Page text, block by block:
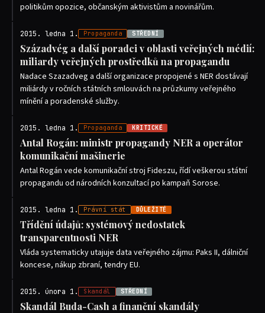
politikům opozice, občanským aktivistům a novinářům.
2015. ledna 1. Propaganda STŘEDNÍ
Századvég a další poradci v oblasti veřejných médií:
miliardy veřejných prostředků na propagandu
Nadace Szazadveg a další organizace propojené s NER dostávají
miliárdy v ročních státních smlouvách na průzkumy veřejného
mínění a poradenské služby.
2015. ledna 1. Propaganda KRITICKÉ
Antal Rogán: ministr propagandy NER a operátor
komunikační mašinerie
Antal Rogán vede komunikační stroj Fideszu, řídí veškerou státní
propagandu od národních konzultací po kampaň Sorose.
2015. ledna 1. Právní stát DŮLEŽITÉ
Třídění údajů: systémový nedostatek
transparentnosti NER
Vláda systematicky utajuje data veřejného zájmu: Paks II, dálniční
koncese, nákup zbraní, tendry EU.
2015. února 1. Skandál STŘEDNÍ
Skandál Buda-Cash a finanční skandály